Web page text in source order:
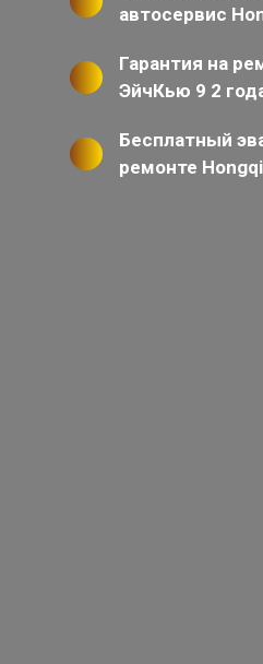
автосервис
Гарантия на
ЭйчКью 9 2
Бесплатный
ремонте